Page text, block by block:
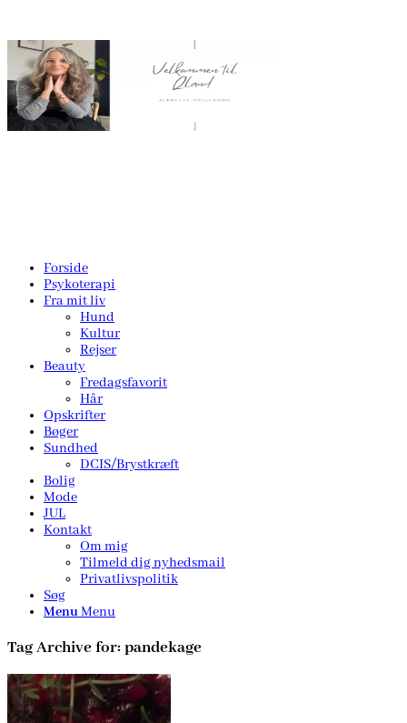
Forside
Psykoterapi
Fra mit liv
Hund
Kultur
Rejser
Beauty
Fredagsfavorit
Hår
Opskrifter
Bøger
Sundhed
DCIS/Brystkræft
Bolig
Mode
JUL
Kontakt
Om mig
Tilmeld dig nyhedsmail
Privatlivspolitik
Søg
MenuMenu
Tag Archive for: pandekage